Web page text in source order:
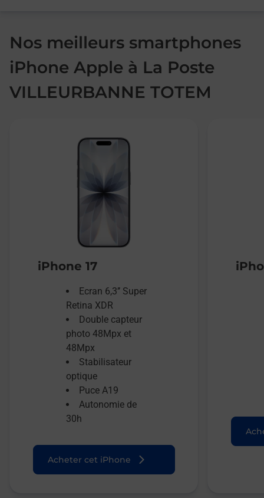
Nos meilleurs smartphones
iPhone Apple à La Poste
VILLEURBANNE TOTEM
iPhone 17
Ecran 6,3’’ Super
Retina XDR
Double capteur
photo 48Mpx et
48Mpx
Stabilisateur
optique
Puce A19
Autonomie de
30h
Acheter cet iPhone